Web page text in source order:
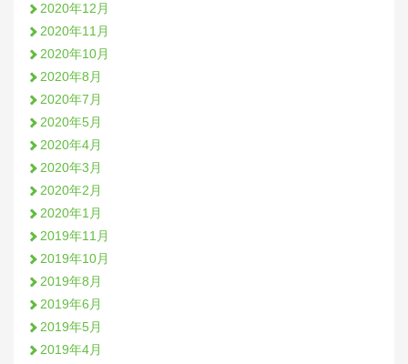
2020年12月
2020年11月
2020年10月
2020年8月
2020年7月
2020年5月
2020年4月
2020年3月
2020年2月
2020年1月
2019年11月
2019年10月
2019年8月
2019年6月
2019年5月
2019年4月